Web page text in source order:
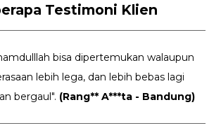
Testimoni Klien
bisa dipertemukan walaupun
lebih lega, dan lebih bebas lagi
bergaul". (Rang** A***ta - Bandung)